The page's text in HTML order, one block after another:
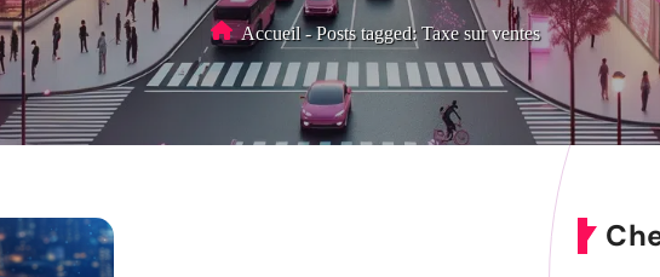
Accueil - Posts tagged: Taxe sur ventes